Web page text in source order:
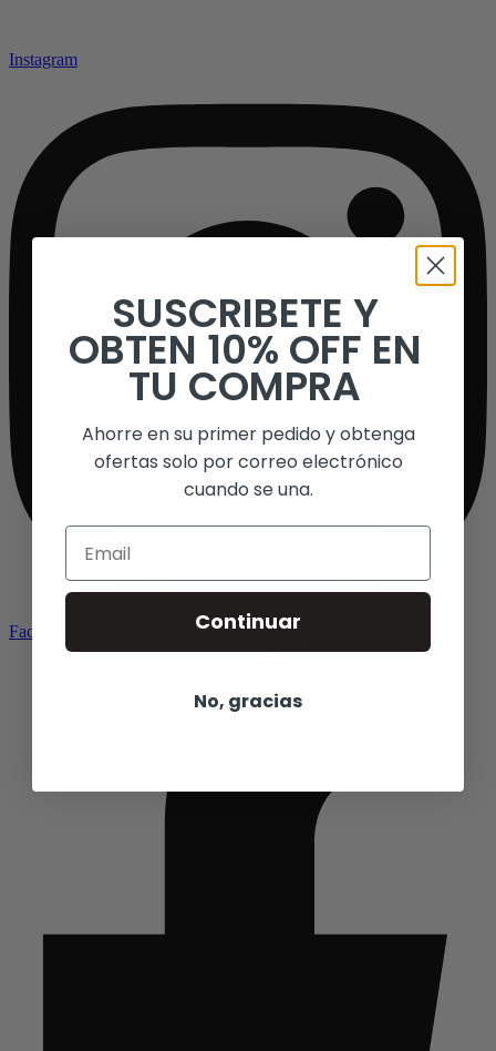
Instagram
Facebook-f
SUSCRIBETE Y
OBTEN 10% OFF EN
TU COMPRA
Ahorre en su primer pedido y obtenga
ofertas solo por correo electrónico
cuando se una.
Email
Continuar
No, gracias